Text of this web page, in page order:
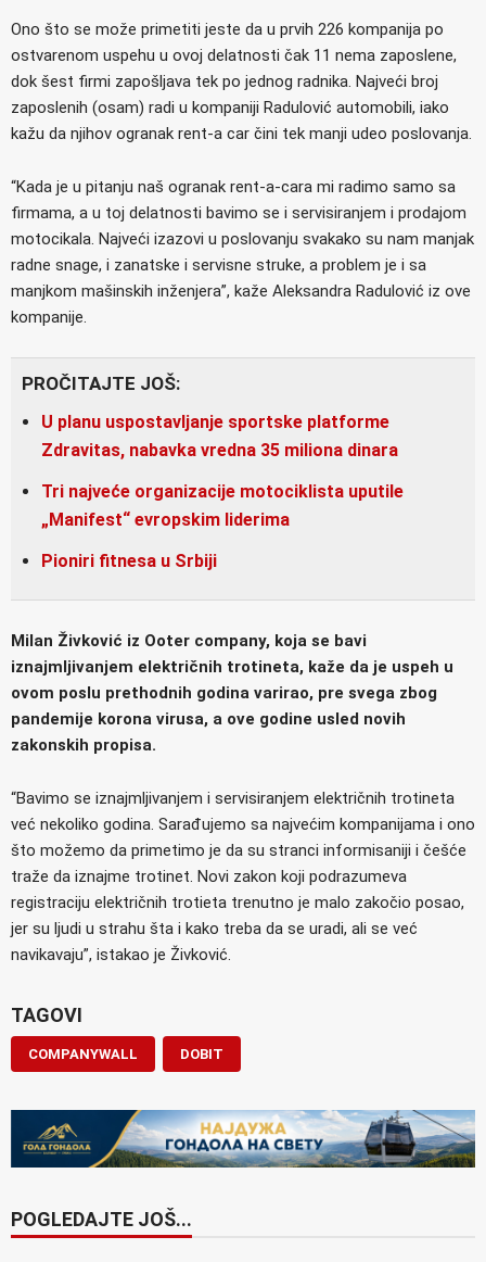
Ono što se može primetiti jeste da u prvih 226 kompanija po
ostvarenom uspehu u ovoj delatnosti čak 11 nema zaposlene,
dok šest firmi zapošljava tek po jednog radnika. Najveći broj
zaposlenih (osam) radi u kompaniji Radulović automobili, iako
kažu da njihov ogranak rent-a car čini tek manji udeo poslovanja.
“Kada je u pitanju naš ogranak rent-a-cara mi radimo samo sa
firmama, a u toj delatnosti bavimo se i servisiranjem i prodajom
motocikala. Najveći izazovi u poslovanju svakako su nam manjak
radne snage, i zanatske i servisne struke, a problem je i sa
manjkom mašinskih inženjera”, kaže Aleksandra Radulović iz ove
kompanije.
PROČITAJTE JOŠ:
U planu uspostavljanje sportske platforme
Zdravitas, nabavka vredna 35 miliona dinara
Tri najveće organizacije motociklista uputile
„Manifest“ evropskim liderima
Pioniri fitnesa u Srbiji
Milan Živković iz Ooter company, koja se bavi
iznajmljivanjem električnih trotineta, kaže da je uspeh u
ovom poslu prethodnih godina varirao, pre svega zbog
pandemije korona virusa, a ove godine usled novih
zakonskih propisa.
“Bavimo se iznajmljivanjem i servisiranjem električnih trotineta
već nekoliko godina. Sarađujemo sa najvećim kompanijama i ono
što možemo da primetimo je da su stranci informisaniji i češće
traže da iznajme trotinet. Novi zakon koji podrazumeva
registraciju električnih trotieta trenutno je malo zakočio posao,
jer su ljudi u strahu šta i kako treba da se uradi, ali se već
navikavaju”, istakao je Živković.
TAGOVI
COMPANYWALL DOBIT
POGLEDAJTE JOŠ...